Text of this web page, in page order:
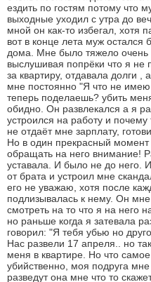
ездить по гостям потому что
выходные уходил с утра до
мной он как-то избегал, хотя
вот в конце лета муж
дома. Мне было тяжело очень
выслушивая попрёки что я
за квартиру, отдавала долги ,
мне постоянно "Я что не
теперь поделаешь? убить
обидно. Он развлекался а я
устроился на работу и
не отдаёт мне зарплату,
Но в один прекрасный
обращать на него внимание!
уставала. И было не до него.
от брата и устроил мне
его не уважаю, хотя после
подлизывалась к нему. Он
смотреть на то что я на него
но раньше когда я затевала
говорил: "Я тебя убью но
Нас развели 17 апреля.. но
меня в квартире. Но что
убийственно, моя подруга мне
разведут она мне что то